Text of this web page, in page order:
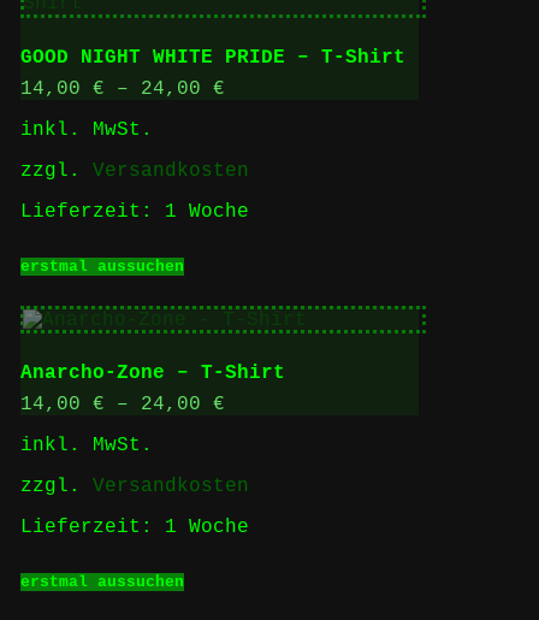
auf.
Optionen
können
gewählt
GOOD NIGHT WHITE PRIDE – T-Shirt
14,00 € – 24,00 €
inkl. MwSt.
zzgl. Versandkosten
Lieferzeit: 1 Woche
erstmal aussuchenProdukt
mehrere
Varianten
auf.
Die
Optionen
Produktseite
werden
Anarcho-Zone – T-Shirt
14,00 € – 24,00 €
inkl. MwSt.
zzgl. Versandkosten
Lieferzeit: 1 Woche
erstmal aussuchenProdukt